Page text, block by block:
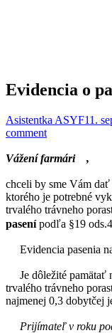
Evidencia o
Asistentka ASYF11.
comment
Vážení farmári ,
chceli by sme Vám
ktorého je potrebné
trvalého trávneho
pasenípodľa §19
Evidencia pasenia
Je dôležité
trvalého trávneho
najmenej 0,3 dobytčej
Prijímateľ v roku